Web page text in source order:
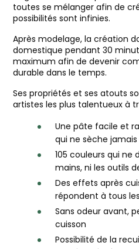
toutes se mélanger afin de
possibilités sont infinies.
Après modelage, la création
domestique pendant 30
maximum afin de devenir
durable dans le temps.
Ses propriétés et ses atouts
artistes les plus talentueux à
Une pâte facile et
qui ne sèche jamais
105 couleurs qui ne
mains, ni les outils
Des effets après
répondent à tous
Sans odeur avant,
cuisson
Possibilité de la